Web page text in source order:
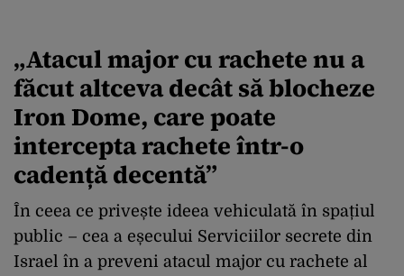
„Atacul major cu rachete nu a
făcut altceva decât să blocheze
Iron Dome, care poate
intercepta rachete într-o
cadență decentă”
În ceea ce privește ideea vehiculată în spațiul
public – cea a eșecului Serviciilor secrete din
Israel în a preveni atacul major cu rachete al